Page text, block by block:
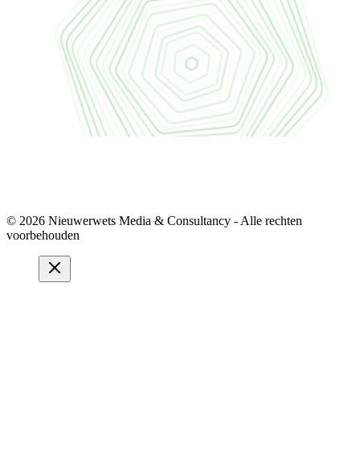
© 2026 Nieuwerwets Media & Consultancy - Alle rechten
voorbehouden